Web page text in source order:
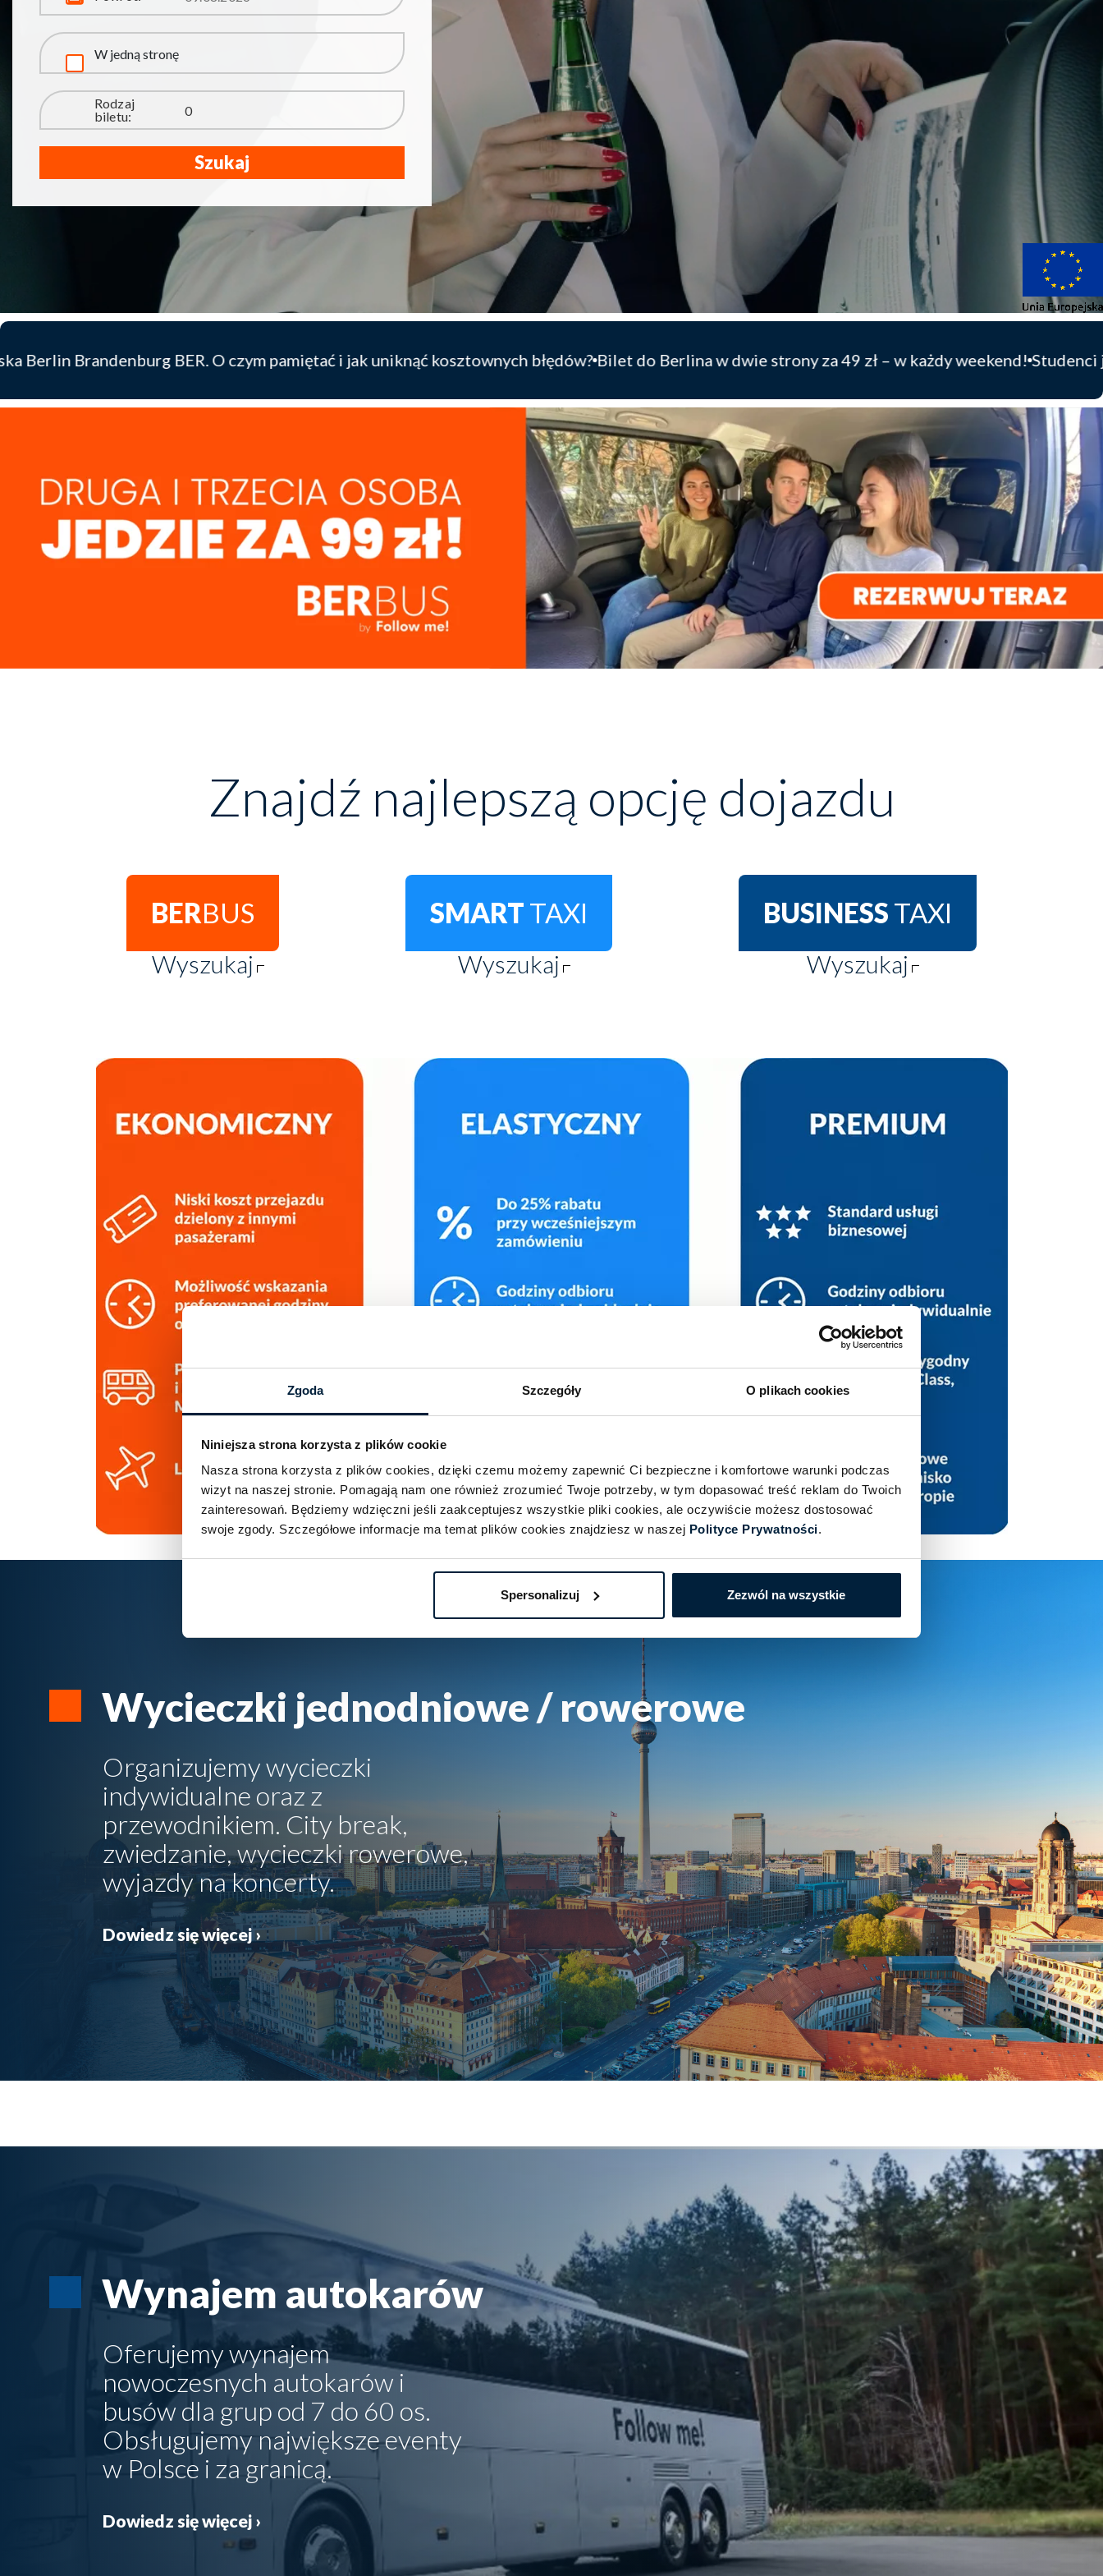
Zgoda Szczegóły O plikach cookies
Niniejsza strona korzysta z plików cookie
Nasza strona korzysta z plików cookies, dzięki czemu możemy zapewnić Ci bezpieczne i komfortowe warunki podczas
wizyt na naszej stronie. Pomagają nam one również zrozumieć Twoje potrzeby, w tym dopasować treść reklam do Twoich
zainteresowań. Będziemy wdzięczni jeśli zaakceptujesz wszystkie pliki cookies, ale oczywiście możesz dostosować
swoje zgody. Szczegółowe informacje ma temat plików cookies znajdziesz w naszej Polityce Prywatności.
Spersonalizuj Zezwól na wszystkie
W jedną stronę
Rodzaj
biletu:
Szukaj
O czym pamiętać i jak uniknąć kosztownych błędów? Bilet do Berlina w dwie strony za 49 zł – w każdy weekend! Studenci jadą taniej na lotnisko
Znajdź najlepszą opcję dojazdu
BERBUS
Wyszukaj
SMART TAXI
Wyszukaj
BUSINESS TAXI
Wyszukaj
Wycieczki jednodniowe / rowerowe
Organizujemy wycieczki
indywidualne oraz z
przewodnikiem. City break,
zwiedzanie, wycieczki rowerowe,
wyjazdy na koncerty.
Dowiedz się więcej ›
Wynajem autokarów
Oferujemy wynajem
nowoczesnych autokarów i
busów dla grup od 7 do 60 os.
Obsługujemy największe eventy
w Polsce i za granicą.
Dowiedz się więcej ›